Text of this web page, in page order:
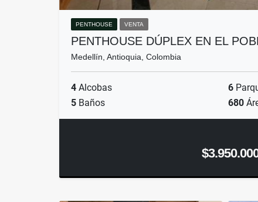
PENTHOUSE VENTA
PENTHOUSE DÚPLEX EN EL
Medellín, Antioquia, Colombia
4 Alcobas 6
5 Baños 680